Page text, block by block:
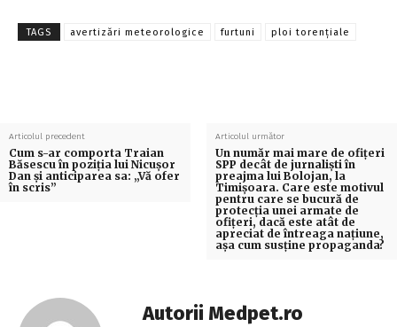
TAGS avertizări meteorologice furtuni ploi torențiale
Articolul precedent
Cum s-ar comporta Traian
Băsescu în poziția lui Nicușor
Dan și anticiparea sa: „Vă ofer
în scris”
Articolul următor
Un număr mai mare de ofițeri
SPP decât de jurnaliști în
preajma lui Bolojan, la
Timișoara. Care este motivul
pentru care se bucură de
protecția unei armate de
ofițeri, dacă este atât de
apreciat de întreaga națiune,
așa cum susține propaganda?
Autorii Medpet.ro